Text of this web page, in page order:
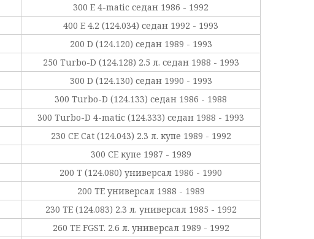
300 E 4-matic седан 1986 - 1992
400 E 4.2 (124.034) седан 1992 - 1993
200 D (124.120) седан 1989 - 1993
250 Turbo-D (124.128) 2.5 л. седан 1988 - 1993
300 D (124.130) седан 1990 - 1993
300 Turbo-D (124.133) седан 1986 - 1988
300 Turbo-D 4-matic (124.333) седан 1988 - 1993
230 CE Cat (124.043) 2.3 л. купе 1989 - 1992
300 CE купе 1987 - 1989
200 T (124.080) универсал 1986 - 1990
200 TE универсал 1988 - 1989
230 TE (124.083) 2.3 л. универсал 1985 - 1992
260 TE FGST. 2.6 л. универсал 1989 - 1992